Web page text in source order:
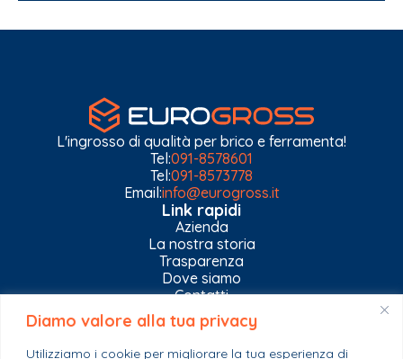
Diamo valore alla tua privacy
Utilizziamo i cookie per migliorare la tua esperienza di
L'ingrosso di qualità per brico e ferramenta!
Tel:091-8578601
Tel:091-8573778
Email:info@eurogross.it
Link rapidi
Azienda
La nostra storia
Trasparenza
Dove siamo
Contatti
Privacy Policy
Gestisci impostazioni Cookies